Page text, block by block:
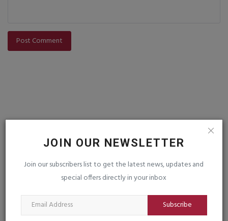
JOIN OUR NEWSLETTER
Join our subscribers list to get the latest news, updates and
special offers directly in your inbox
Subscribe
Post Comment
VOTING POLL
Facebook Instagram